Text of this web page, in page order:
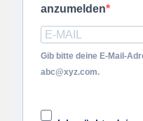
anzumelden
Gib bitte deine E-Mail-
abc@xyz.com.